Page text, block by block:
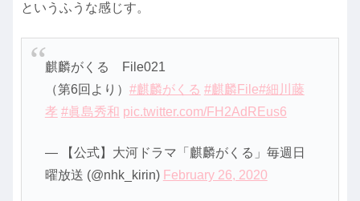
というふうな感じす。
麒麟がくる File021
（第6回より） #麒麟がくる #麒麟File#細川藤
孝 #眞島秀和 pic.twitter.com/FH2AdREus6
— 【公式】大河ドラマ「麒麟がくる」毎週日
曜放送 (@nhk_kirin) February 26, 2020